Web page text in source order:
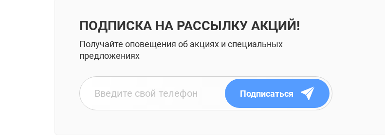
ПОДПИСКА НА РАССЫЛКУ АКЦИЙ!
Получайте оповещения об акциях и специальных
предложениях
Подписаться